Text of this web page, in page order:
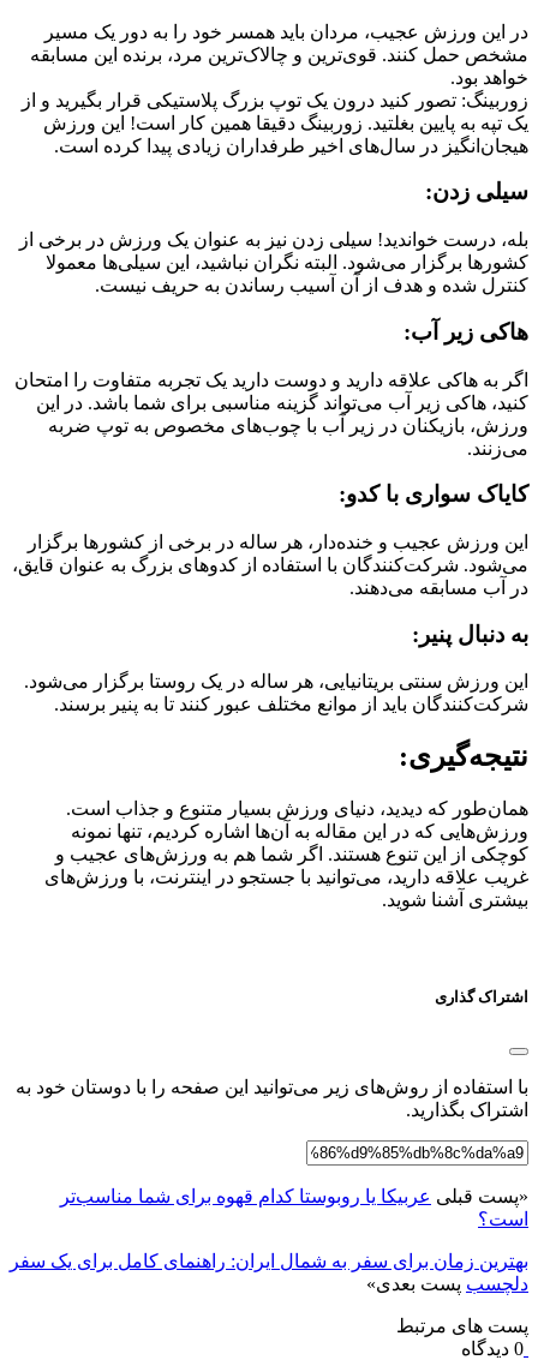
در این ورزش عجیب، مردان باید همسر خود را به دور یک مسیر
مشخص حمل کنند. قوی‌ترین و چالاک‌ترین مرد، برنده این مسابقه
خواهد بود.
زوربینگ: تصور کنید درون یک توپ بزرگ پلاستیکی قرار بگیرید و از
یک تپه به پایین بغلتید. زوربینگ دقیقا همین کار است! این ورزش
هیجان‌انگیز در سال‌های اخیر طرفداران زیادی پیدا کرده است.
سیلی زدن:
بله، درست خواندید! سیلی زدن نیز به عنوان یک ورزش در برخی از
کشورها برگزار می‌شود. البته نگران نباشید، این سیلی‌ها معمولا
کنترل شده و هدف از آن آسیب رساندن به حریف نیست.
هاکی زیر آب:
اگر به هاکی علاقه دارید و دوست دارید یک تجربه متفاوت را امتحان
کنید، هاکی زیر آب می‌تواند گزینه مناسبی برای شما باشد. در این
ورزش، بازیکنان در زیر آب با چوب‌های مخصوص به توپ ضربه
می‌زنند.
کایاک سواری با کدو:
این ورزش عجیب و خنده‌دار، هر ساله در برخی از کشورها برگزار
می‌شود. شرکت‌کنندگان با استفاده از کدوهای بزرگ به عنوان قایق،
در آب مسابقه می‌دهند.
به دنبال پنیر:
این ورزش سنتی بریتانیایی، هر ساله در یک روستا برگزار می‌شود.
شرکت‌کنندگان باید از موانع مختلف عبور کنند تا به پنیر برسند.
نتیجه‌گیری:
همان‌طور که دیدید، دنیای ورزش بسیار متنوع و جذاب است.
ورزش‌هایی که در این مقاله به آن‌ها اشاره کردیم، تنها نمونه
کوچکی از این تنوع هستند. اگر شما هم به ورزش‌های عجیب و
غریب علاقه دارید، می‌توانید با جستجو در اینترنت، با ورزش‌های
بیشتری آشنا شوید.
اشتراک گذاری
با استفاده از روش‌های زیر می‌توانید این صفحه را با دوستان خود به
اشتراک بگذارید.
«پست قبلی عربیکا یا روبوستا کدام قهوه برای شما مناسب‌تر
است؟
بهترین زمان برای سفر به شمال ایران: راهنمای کامل برای یک سفر
دلچسب پست بعدی»
پست های مرتبط
0 دیدگاه